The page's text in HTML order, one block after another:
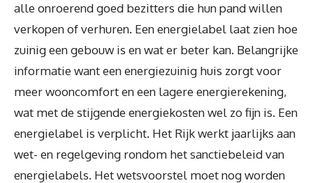
alle onroerend goed bezitters die hun pand willen
verkopen of verhuren. Een energielabel laat zien hoe
zuinig een gebouw is en wat er beter kan. Belangrijke
informatie want een energiezuinig huis zorgt voor
meer wooncomfort en een lagere energierekening,
wat met de stijgende energiekosten wel zo fijn is. Een
energielabel is verplicht. Het Rijk werkt jaarlijks aan
wet- en regelgeving rondom het sanctiebeleid van
energielabels. Het wetsvoorstel moet nog worden